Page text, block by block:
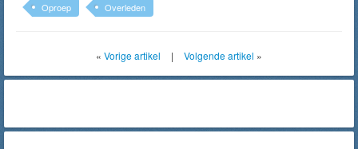
Oproep
Overleden
« Vorige artikel | Volgende artikel »